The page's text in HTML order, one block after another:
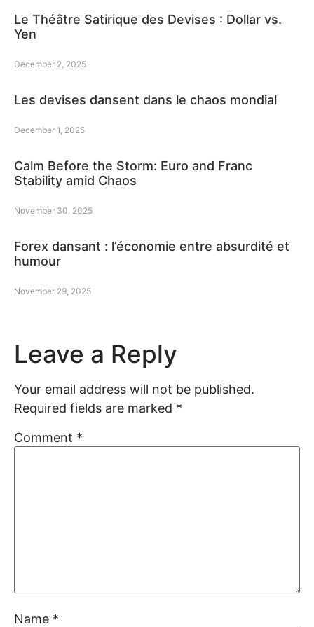
Le Théâtre Satirique des Devises : Dollar vs.
Yen
December 2, 2025
Les devises dansent dans le chaos mondial
December 1, 2025
Calm Before the Storm: Euro and Franc
Stability amid Chaos
November 30, 2025
Forex dansant : l’économie entre absurdité et
humour
November 29, 2025
Leave a Reply
Your email address will not be published.
Required fields are marked *
Comment *
Name *